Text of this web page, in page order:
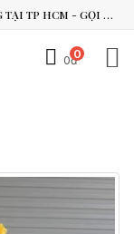
ĐẶT HOA ONLINE - GIAO HÀNG NHANH CHÓNG TẠI TP HCM - GỌI NGAY 0938.494.119 HOẶC 0899.492.909
0
0đ